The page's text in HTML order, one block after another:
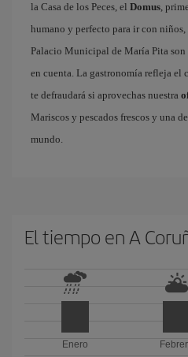
la Casa de los Peces, el Domus,
humano y perfecto para ir con niños,
Palacio Municipal de María Pita son
en cuenta. La gastronomía refleja el
te defraudará si aprovechas nuestra
Mariscos y pescados frescos y una
mundo.
El tiempo en A
Enero